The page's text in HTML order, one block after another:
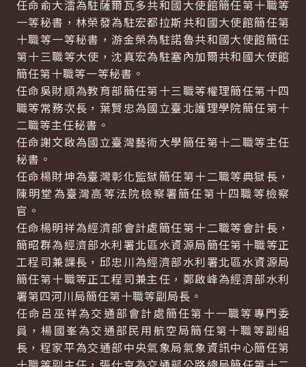
任命俞大㵢為駐薩爾瓦多共和國大使館簡任第十職等
一等秘書，林榮發為駐宏都拉斯共和國大使館簡任第
十職等一等秘書，游金榮為駐諾魯共和國大使館簡任
第十三職等大使，沈真宏為駐塞內加爾共和國大使館
簡任第十職等一等秘書。
任命吳財順為教育部簡任第十三職等權理簡任第十四
職等常務次長，葉賢忠為國立臺北護理學院簡任第十
二職等主任秘書。
任命謝文啟為國立臺灣藝術大學簡任第十二職等主任
秘書。
任命楊財坤為臺灣彰化監獄簡任第十二職等典獄長，
陳明堂為臺灣高等法院檢察署簡任第十四職等檢察
官。
任命楊明祥為經濟部會計處簡任第十二職等會計長，
簡昭群為經濟部水利署北區水資源局簡任第十職等正
工程司兼課長，邱忠川為經濟部水利署北區水資源局
簡任第十職等正工程司兼主任，鄭啟峰為經濟部水利
署第四河川局簡任第十職等副局長。
任命呂巫祥為交通部會計處簡任第十一職等專門委
員，楊國峯為交通部民用航空局簡任第十職等副組
長，程家平為交通部中央氣象局氣象資訊中心簡任第